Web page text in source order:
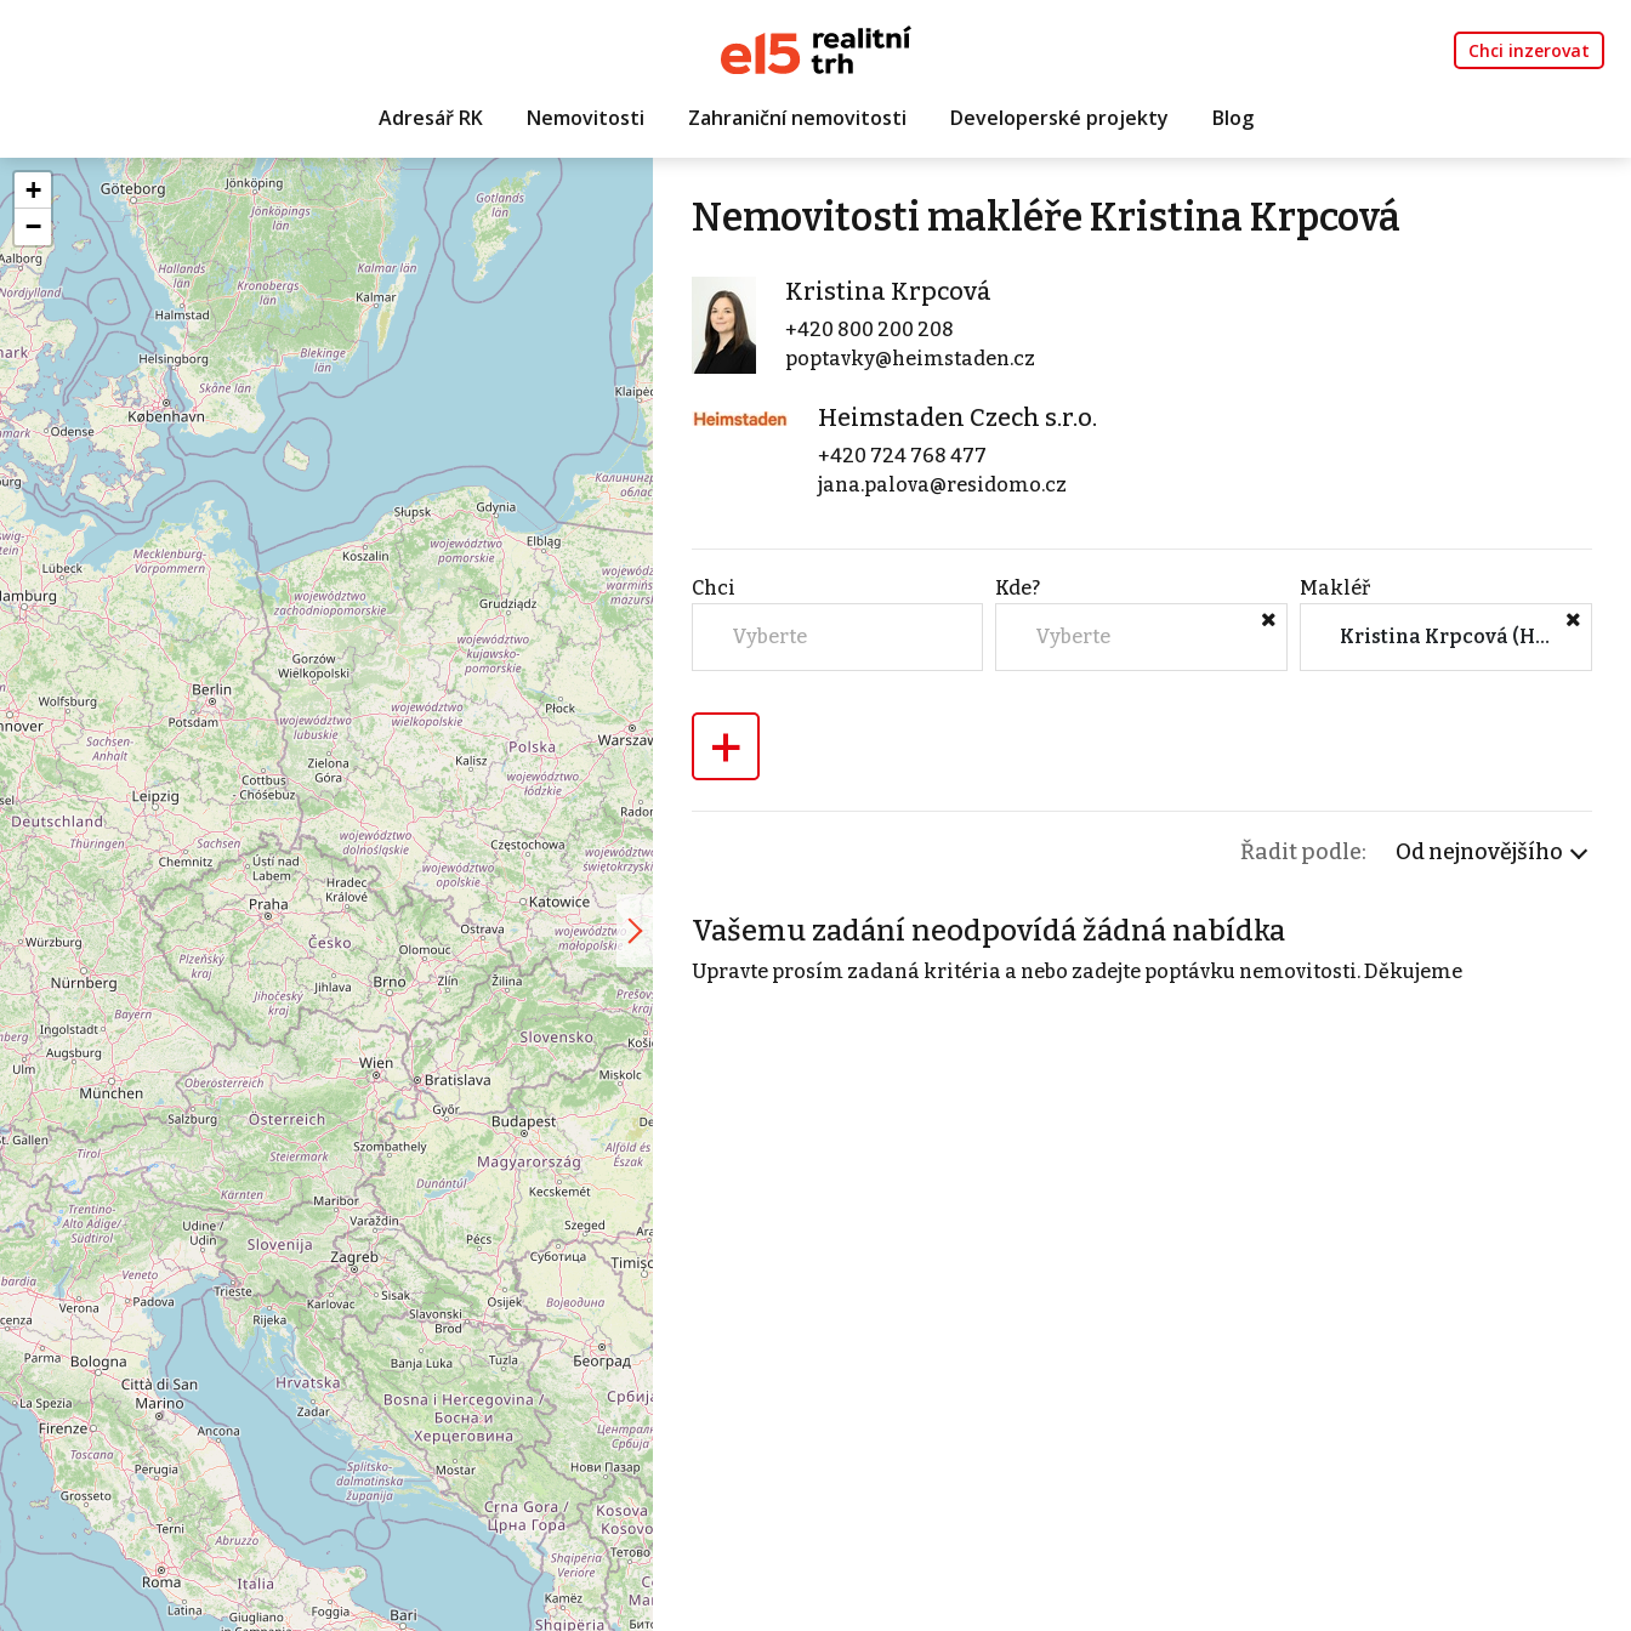
Chci inzerovat
Adresář RK Nemovitosti Zahraniční nemovitosti Developerské projekty Blog
+
−
Nemovitosti makléře Kristina Krpcová
Kristina Krpcová
+420 800 200 208
poptavky@heimstaden.cz
Heimstaden Czech s.r.o.
+420 724 768 477
jana.palova@residomo.cz
Chci
Vyberte
Kde?
Vyberte
Makléř
Kristina Krpcová (Heimstaden Czech s.r.o.)
+
Řadit podle: Od nejnovějšího
Vašemu zadání neodpovídá žádná nabídka
Upravte prosím zadaná kritéria a nebo zadejte poptávku nemovitosti. Děkujeme